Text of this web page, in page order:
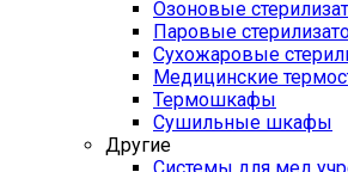
Озоновые
Паровые
Сухожаровые
Медицинские
Термошкафы
Сушильные шкафы
Другие